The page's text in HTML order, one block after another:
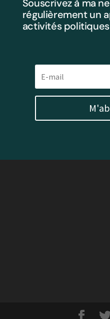
Souscrivez à ma
régulièrement un
activités politiques